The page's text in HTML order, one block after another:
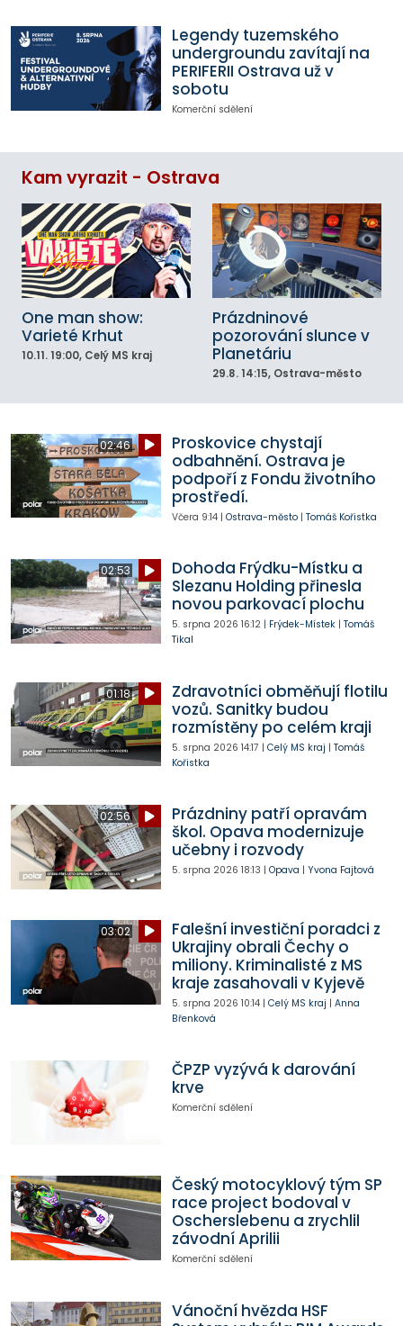
Legendy tuzemského
undergroundu zavítají na
PERIFERII Ostrava už v
sobotu
Komerční sdělení
Kam vyrazit - Ostrava
One man show:
Varieté Krhut
10.11. 19:00, Celý MS kraj
Prázdninové
pozorování slunce v
Planetáriu
29.8. 14:15, Ostrava-město
02:46
Proskovice chystají
odbahnění. Ostrava je
podpoří z Fondu životního
prostředí.
Včera 9:14| Ostrava-město| Tomáš Kořistka
02:53
Dohoda Frýdku-Místku a
Slezanu Holding přinesla
novou parkovací plochu
5. srpna 2026 16:12| Frýdek-Místek| Tomáš
Tikal
01:18
Zdravotníci obměňují flotilu
vozů. Sanitky budou
rozmístěny po celém kraji
5. srpna 2026 14:17 | Celý MS kraj | Tomáš
Kořistka
02:56
Prázdniny patří opravám
škol. Opava modernizuje
učebny i rozvody
5. srpna 2026 18:13 | Opava | Yvona Fajtová
03:02
Falešní investiční poradci z
Ukrajiny obrali Čechy o
miliony. Kriminalisté z MS
kraje zasahovali v Kyjevě
5. srpna 2026 10:14| Celý MS kraj | Anna
Břenková
ČPZP vyzývá k darování
krve
Komerční sdělení
Český motocyklový tým SP
race project bodoval v
Oscherslebenu a zrychlil
závodní Aprilii
Komerční sdělení
Vánoční hvězda HSF